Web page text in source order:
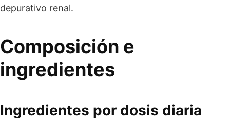
depurativo renal.
Composición e
ingredientes
Ingredientes por dosis diaria